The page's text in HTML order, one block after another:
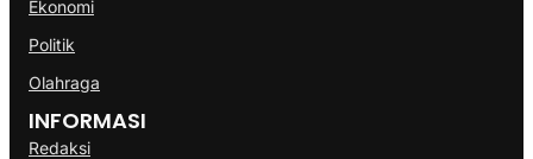
Ekonomi
Politik
Olahraga
INFORMASI
Redaksi